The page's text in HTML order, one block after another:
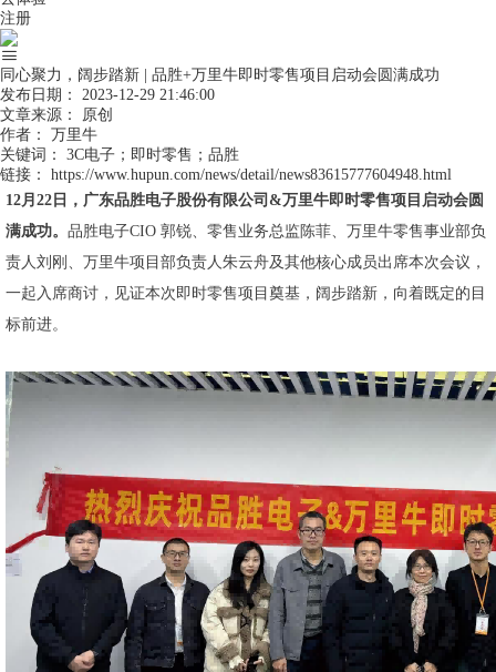
注册
同心聚力，阔步踏新 | 品胜+万里牛即时零售项目启动会圆满成功
发布日期：
2023-12-29 21:46:00
文章来源：
原创
作者：
万里牛
关键词：
3C电子；即时零售；品胜
链接：
https://www.hupun.com/news/detail/news83615777604948.html
12月22日，广东品胜电子股份有限公司&万里牛即时零售项目启动会圆
满成功。 品胜电子CIO 郭锐、零售业务总监陈菲、万里牛零售事业部负
责人刘刚、万里牛项目部负责人朱云舟及其他核心成员出席本次会议，
一起入席商讨，见证本次即时零售项目奠基，阔步踏新，向着既定的目
标前进。